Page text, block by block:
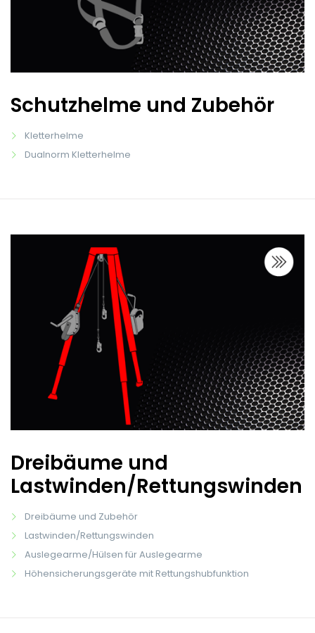
Schutzhelme und Zubehör
Kletterhelme
Dualnorm Kletterhelme
Dreibäume und
Lastwinden/Rettungswinden
Dreibäume und Zubehör
Lastwinden/Rettungswinden
Auslegearme/Hülsen für Auslegearme
Höhensicherungsgeräte mit Rettungshubfunktion